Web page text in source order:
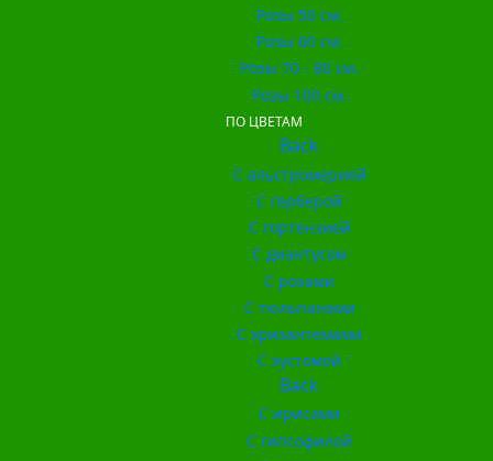
Розы 50 см.
Розы 60 см.
Розы 70 - 80 см.
Розы 100 см.
ПО ЦВЕТАМ
Back
С альстромерией
С герберой
С гортензией
С диантусом
С розами
С тюльпанами
С хризантемами
С эустомой
Back
С ирисами
С гипсофилой